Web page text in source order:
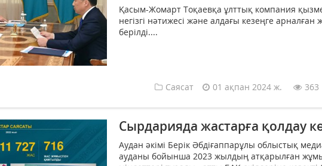
Қасым-Жомарт Тоқаевқа ұлттық компания
негізгі нәтижесі және алдағы кезеңге
берілді....
Саясат 01 ақпан 2024 ж. 363
Сырдарияда жастарға қолдау
Аудан әкімі Берік Әбдіғаппарұлы облыстық
ауданы бойынша 2023 жылдың атқарылған